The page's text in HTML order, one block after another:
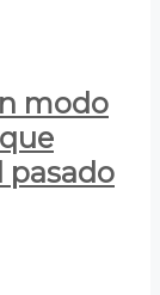
modo
pasado